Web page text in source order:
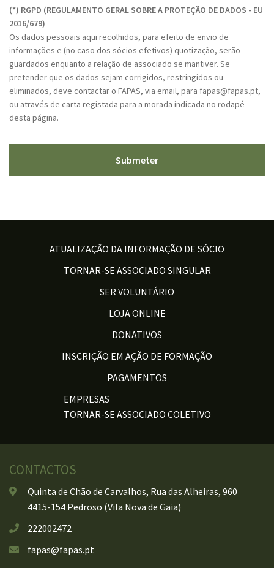
A
P
T
C
H
A
(*) RGPD (REGULAMENTO GERAL SOBRE A PROTEÇÃO DE DADOS - EU
2016/679)
Os dados pessoais aqui recolhidos, para efeito de envio de
informações e (no caso dos sócios efetivos) quotização, serão
guardados enquanto a relação de associado se mantiver. Se
pretender que os dados sejam corrigidos, restringidos ou
eliminados, deve contactar o FAPAS, via email, para fapas@fapas.pt,
ou através de carta registada para a morada indicada no rodapé
desta página.
ATUALIZAÇÃO DA INFORMAÇÃO DE SÓCIO
TORNAR-SE ASSOCIADO SINGULAR
SER VOLUNTÁRIO
LOJA ONLINE
DONATIVOS
INSCRIÇÃO EM AÇÃO DE FORMAÇÃO
PAGAMENTOS
EMPRESAS
TORNAR-SE ASSOCIADO COLETIVO
CONTACTOS
Quinta de Chão de Carvalhos, Rua das Alheiras, 960
4415-154 Pedroso (Vila Nova de Gaia)
222002472
fapas@fapas.pt